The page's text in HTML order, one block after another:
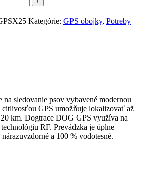
Kategórie: GPS obojky, Potreby
na sledovanie psov vybavené modernou
citlivosťou GPS umožňuje lokalizovať až
km. Dogtrace DOG GPS využíva na
RF. Prevádzka je úplne
a 100 % vodotesné.